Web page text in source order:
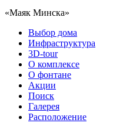
«Маяк Минска»
Выбор дома
Инфраструктура
3D-tour
О комплексе
О фонтане
Акции
Поиск
Галерея
Расположение